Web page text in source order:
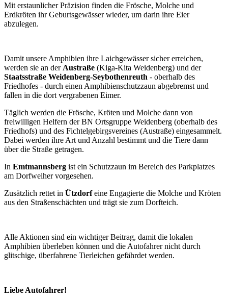
Mit erstaunlicher Präzision finden die Frösche, Molche und
Erdkröten ihr Geburtsgewässer wieder, um darin ihre Eier
abzulegen.
Damit unsere Amphibien ihre Laichgewässer sicher erreichen,
werden sie an der Austraße (Kiga-Kita Weidenberg) und der
Staatsstraße Weidenberg-Seybothenreuth - oberhalb des
Friedhofes - durch einen Amphibienschutzzaun abgebremst und
fallen in die dort vergrabenen Eimer.
Täglich werden die Frösche, Kröten und Molche dann von
freiwilligen Helfern der BN Ortsgruppe Weidenberg (oberhalb des
Friedhofs) und des Fichtelgebirgsvereines (Austraße) eingesammelt.
Dabei werden ihre Art und Anzahl bestimmt und die Tiere dann
über die Straße getragen.
In Emtmannsberg ist ein Schutzzaun im Bereich des Parkplatzes
am Dorfweiher vorgesehen.
Zusätzlich rettet in Ützdorfeine Engagierte die Molche und Kröten
aus den Straßenschächten und trägt sie zum Dorfteich.
Alle Aktionen sind ein wichtiger Beitrag, damit die lokalen
Amphibien überleben können und die Autofahrer nicht durch
glitschige, überfahrene Tierleichen gefährdet werden.
Liebe Autofahrer!